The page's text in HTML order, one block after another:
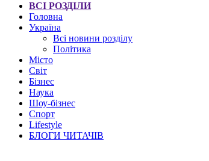
ВСІ РОЗДІЛИ
Головна
Україна
Всі новини розділу
Політика
Місто
Світ
Бізнес
Наука
Шоу-бізнес
Спорт
Lifestyle
БЛОГИ ЧИТАЧІВ